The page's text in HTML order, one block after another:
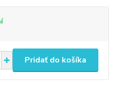
Pridať do košíka